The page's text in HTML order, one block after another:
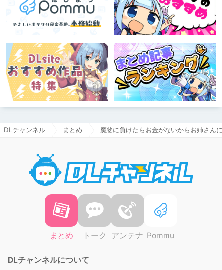
DLチャンネル まとめ 魔物に負けたらお金がないからお姉さん
まとめ トーク アンテナ Pommu
DLチャンネルについて